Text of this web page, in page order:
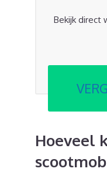
Bekijk direct
Hoeveel